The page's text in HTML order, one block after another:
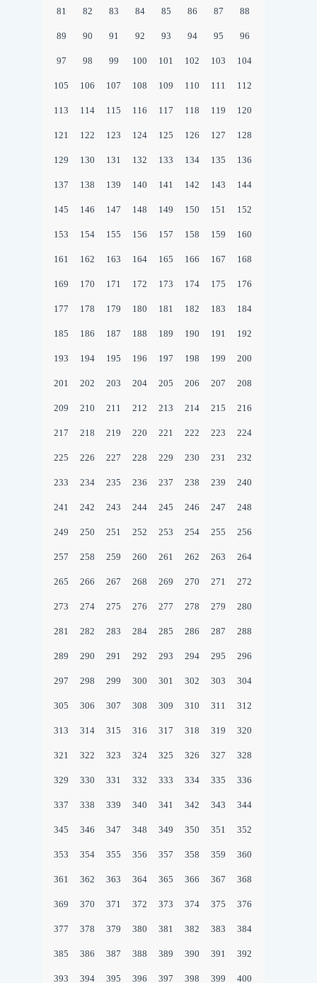
81 82 83 84 85 86 87 88
89 90 91 92 93 94 95 96
97 98 99 100 101 102 103 104
105 106 107 108 109 110 111 112
113 114 115 116 117 118 119 120
121 122 123 124 125 126 127 128
129 130 131 132 133 134 135 136
137 138 139 140 141 142 143 144
145 146 147 148 149 150 151 152
153 154 155 156 157 158 159 160
161 162 163 164 165 166 167 168
169 170 171 172 173 174 175 176
177 178 179 180 181 182 183 184
185 186 187 188 189 190 191 192
193 194 195 196 197 198 199 200
201 202 203 204 205 206 207 208
209 210 211 212 213 214 215 216
217 218 219 220 221 222 223 224
225 226 227 228 229 230 231 232
233 234 235 236 237 238 239 240
241 242 243 244 245 246 247 248
249 250 251 252 253 254 255 256
257 258 259 260 261 262 263 264
265 266 267 268 269 270 271 272
273 274 275 276 277 278 279 280
281 282 283 284 285 286 287 288
289 290 291 292 293 294 295 296
297 298 299 300 301 302 303 304
305 306 307 308 309 310 311 312
313 314 315 316 317 318 319 320
321 322 323 324 325 326 327 328
329 330 331 332 333 334 335 336
337 338 339 340 341 342 343 344
345 346 347 348 349 350 351 352
353 354 355 356 357 358 359 360
361 362 363 364 365 366 367 368
369 370 371 372 373 374 375 376
377 378 379 380 381 382 383 384
385 386 387 388 389 390 391 392
393 394 395 396 397 398 399 400